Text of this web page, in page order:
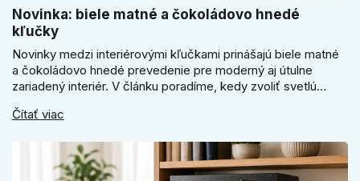
Novinka: biele matné a čokoládovo hnedé
kľučky
Novinky medzi interiérovými kľučkami prinášajú biele matné
a čokoládovo hnedé prevedenie pre moderný aj útulne
zariadený interiér. V článku poradíme, kedy zvoliť svetlú
ako vyberať medzi okrúhlym a štvorcovým štítom. Nové
Čítať viac